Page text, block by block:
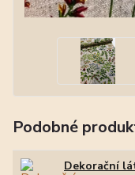
Podobné
Dekorační